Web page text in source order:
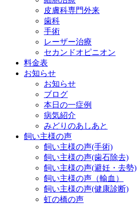
皮膚科専門外来
歯科
手術
レーザー治療
セカンドオピニオン
料金表
お知らせ
お知らせ
ブログ
本日の一症例
病気紹介
みどりのあしあと
飼い主様の声
飼い主様の声(手術)
飼い主様の声(歯石除去)
飼い主様の声(避妊・去勢)
飼い主様の声（輸血）
飼い主様の声(健康診断)
虹の橋の声